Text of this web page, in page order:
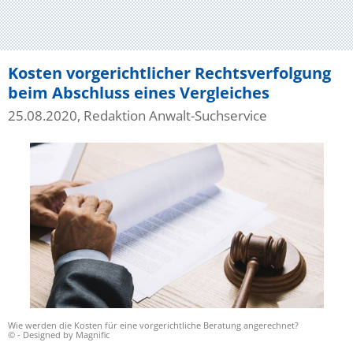
Kosten vorgerichtlicher Rechtsverfolgung
beim Abschluss eines Vergleiches
25.08.2020, Redaktion Anwalt-Suchservice
Wie werden die Kosten für eine vorgerichtliche Beratung angerechnet?
© - Designed by Magnific